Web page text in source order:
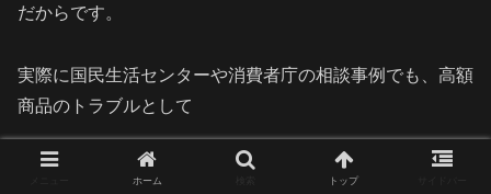
だからです。
実際に国民生活センターや消費者庁の相談事例でも、高額
商品のトラブルとして
保証が受けられなかった
ホーム トップ